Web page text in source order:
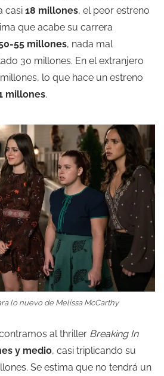
casi 18 millones, el peor estreno
que acabe su carrera
55 millones, nada mal
30 millones. En el extranjero
lo que hace un estreno
millones.
lo nuevo de Melissa McCarthy
al thriller Breaking In
y medio, casi triplicando su
Se estima que no tendrá un